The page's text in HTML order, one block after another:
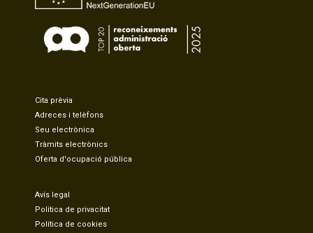
Cita prèvia
Adreces i telèfons
Seu electrònica
Tràmits electrònics
Oferta d'ocupació pública
Avís legal
Política de privacitat
Política de cookies